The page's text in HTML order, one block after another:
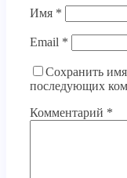
Имя *
Email *
Сохранить
последующих
Комментарий *